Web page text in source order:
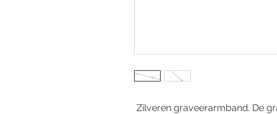
Zilveren graveerarmband. De